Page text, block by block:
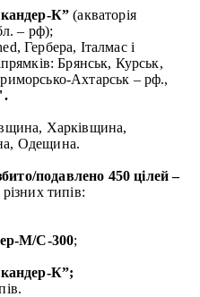
К”(акваторія
– рф);
Гербера, Італмас і
Брянськ, Курськ,
Ахтарськ – рф.,
Харківщина,
Одещина.
подавлено 450 цілей –
різних типів:
М/С-300;
К”;